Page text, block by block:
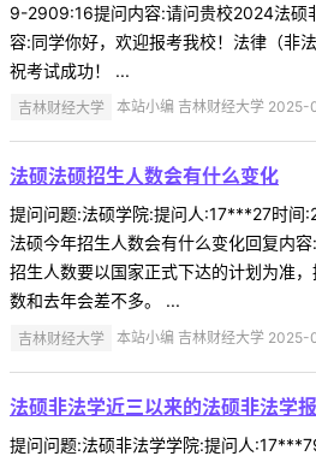
9-2909:16提问内容:请问贵校2024法硕
容:同学你好，欢迎报考我校！法律（非
祝考试成功！ ...
吉林财经大学 本站小编 吉林财经大学
法硕法硕招生人数会有什么变化
提问问题:法硕学院:提问人:17***27时
法硕今年招生人数会有什么变化回复内容
招生人数要以国家正式下达的计划为准
数和去年会差不多。 ...
吉林财经大学 本站小编 吉林财经大学
法硕非法学近三以来的法硕非法学
提问问题:法硕非法学学院:提问人